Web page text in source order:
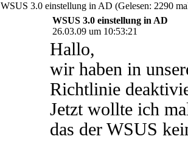
WSUS 3.0 einstellung in AD (Gelesen: 2290
WSUS 3.0 einstellung in AD
26.03.09 um 10:53:21
Hallo,
wir haben in
Richtlinie
Jetzt wollte ich
das der WSUS